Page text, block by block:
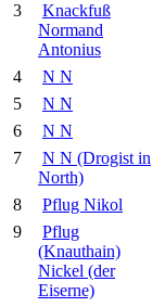
3
Knackfuß
Normand
Antonius
4 N N
5
N N
6
N N
7
N N (Drogist in
North)
8
Pflug Nikol
9
Pflug
(Knauthain)
Nickel (der
Eiserne)